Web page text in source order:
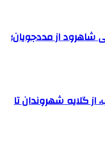
از مددجویان؛
گلایه شهروندان تا